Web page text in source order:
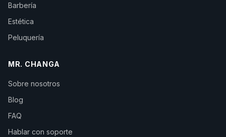
Barbería
Estética
Peluquería
MR. CHANGA
Sobre nosotros
Blog
FAQ
Hablar con soporte